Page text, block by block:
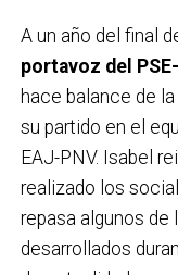
A un año del final
portavoz del
hace balance de
su partido en el
EAJ-PNV. Isabel
realizado los
repasa algunos
desarrollados